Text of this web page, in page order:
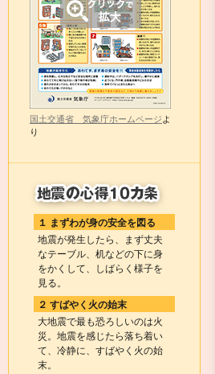
国土交通省 気象庁ホームページ よ
り
１ まずわが身の安全を図る
地震が発生したら、まず丈夫
なテーブル、机などの下に身
をかくして、しばらく様子を
見る。
２ すばやく火の始末
大地震で最も恐ろしいのは火
災。地震を感じたら落ち着い
て、冷静に、すばやく火の始
末。